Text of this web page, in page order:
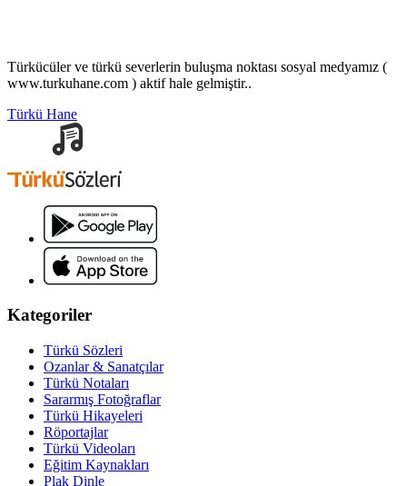
Türkücüler ve türkü severlerin buluşma noktası sosyal medyamız (
www.turkuhane.com ) aktif hale gelmiştir..
Türkü Hane
Kategoriler
Türkü Sözleri
Ozanlar & Sanatçılar
Türkü Notaları
Sararmış Fotoğraflar
Türkü Hikayeleri
Röportajlar
Türkü Videoları
Eğitim Kaynakları
Plak Dinle